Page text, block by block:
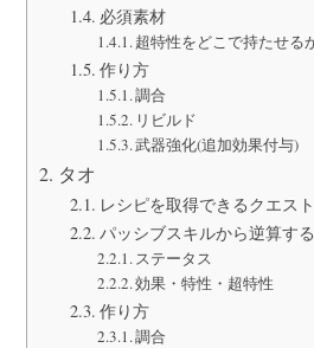
必須素材
超特性をどこで持たせる
作り方
調合
リビルド
武器強化(追加効果付与)
タオ
レシピを取得できるクエスト
パッシブスキルから逆算す
ステータス
効果・特性・超特性
作り方
調合